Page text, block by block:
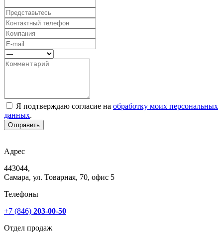
Я подтверждаю согласие на обработку моих персональных
данных.
Отправить
Адрес
443044,
Самара, ул. Товарная, 70, офис 5
Телефоны
+7 (846) 203-00-50
Отдел продаж